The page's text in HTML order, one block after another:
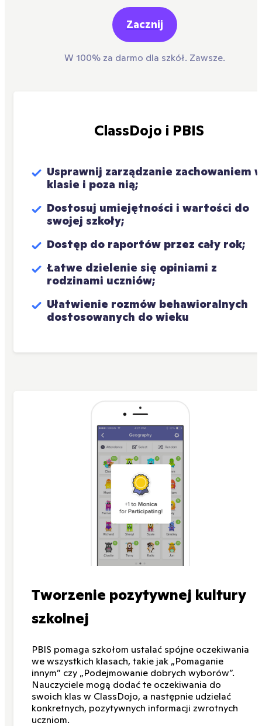
Zacznij
W 100% za darmo dla szkół. Zawsze.
ClassDojo i PBIS
Usprawnij zarządzanie zachowaniem
klasie i poza nią;
Dostosuj umiejętności i wartości do
swojej szkoły;
Dostęp do raportów przez cały rok;
Łatwe dzielenie się opiniami z
rodzinami uczniów;
Ułatwienie rozmów behawioralnych
dostosowanych do wieku
Tworzenie pozytywnej kultury
szkolnej
PBIS pomaga szkołom ustalać spójne oczekiwania
we wszystkich klasach, takie jak „Pomaganie
innym” czy „Podejmowanie dobrych wyborów”.
Nauczyciele mogą dodać te oczekiwania do
swoich klas w ClassDojo, a następnie udzielać
konkretnych, pozytywnych informacji zwrotnych
uczniom.